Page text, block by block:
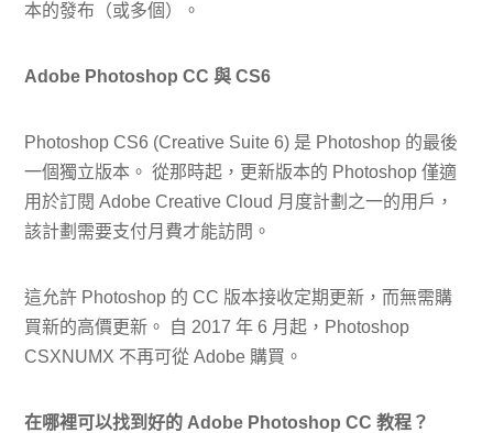
本的發布（或多個）。
Adobe Photoshop CC 與 CS6
Photoshop CS6 (Creative Suite 6) 是 Photoshop 的最後
一個獨立版本。 從那時起，更新版本的 Photoshop 僅適
用於訂閱 Adob​​e Creative Cloud 月度計劃之一的用戶，
該計劃需要支付月費才能訪問。
這允許 Photoshop 的 CC 版本接收定期更新，而無需購
買新的高價更新。 自 2017 年 6 月起，Photoshop
CSXNUMX 不再可從 Adob​​e 購買。
在哪裡可以找到好的 Adob​​e Photoshop CC 教程？